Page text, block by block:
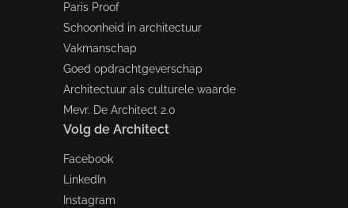
Paris Proof
Schoonheid in architectuur
Vakmanschap
Goed opdrachtgeverschap
Architectuur als culturele waarde
Mevr. De Architect 2.0
Volg de Architect
Facebook
LinkedIn
Instagram